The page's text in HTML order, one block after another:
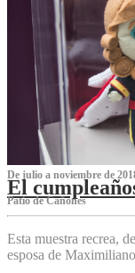
De julio a noviembre de
El
Patio de Cañones
Esta muestra recrea,
esposa de